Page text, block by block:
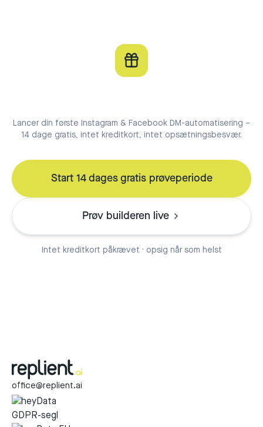
Lancer din første Instagram & Facebook DM-automatisering –
14 dage gratis, intet kreditkort, intet opsætningsbesvær.
Start 14 dages gratis prøveperiode
Prøv builderen live
Intet kreditkort påkrævet · opsig når som helst
office@replient.ai